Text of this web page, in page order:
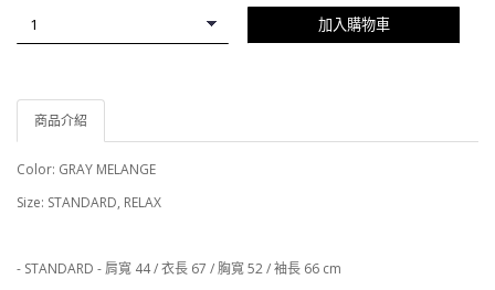
加入購物車
商品介紹
Color: GRAY MELANGE
Size: STANDARD, RELAX
- STANDARD - 肩寬 44 / 衣長 67 / 胸寬 52 / 袖長 66 cm